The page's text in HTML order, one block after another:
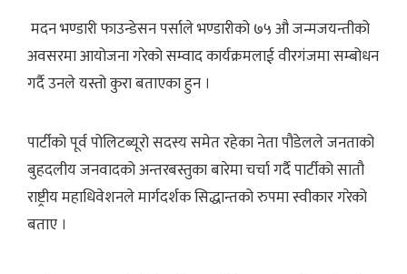
मदन भण्डारी फाउन्डेसन पर्साले भण्डारीको ७५ औ जन्मजयन्तीको
अवसरमा आयोजना गरेको सम्वाद कार्यक्रमलाई वीरगंजमा सम्बोधन
गर्दै उनले यस्तो कुरा बताएका हुन ।
पार्टीको पूर्व पोलिटब्यूरो सदस्य समेत रहेका नेता पौडेलले जनताको
बुहदलीय जनवादको अन्तरबस्तुका बारेमा चर्चा गर्दै पार्टीको सातौ
राष्ट्रीय महाधिवेशनले मार्गदर्शक सिद्धान्तको रुपमा स्वीकार गरेको
बताए ।